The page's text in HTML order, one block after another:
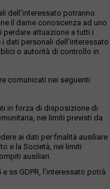
dell’interessato potranno
il darne conoscenza ad uno
attuazione a tutti i
dati personali dell’interessato
o autorità di controllo in
comunicati nei seguenti
in forza di disposizione di
nei limiti previsti da
ai dati per finalità ausiliare
e la Società, nei limiti
ausiliari.
ss GDPR, l’interessato potrà